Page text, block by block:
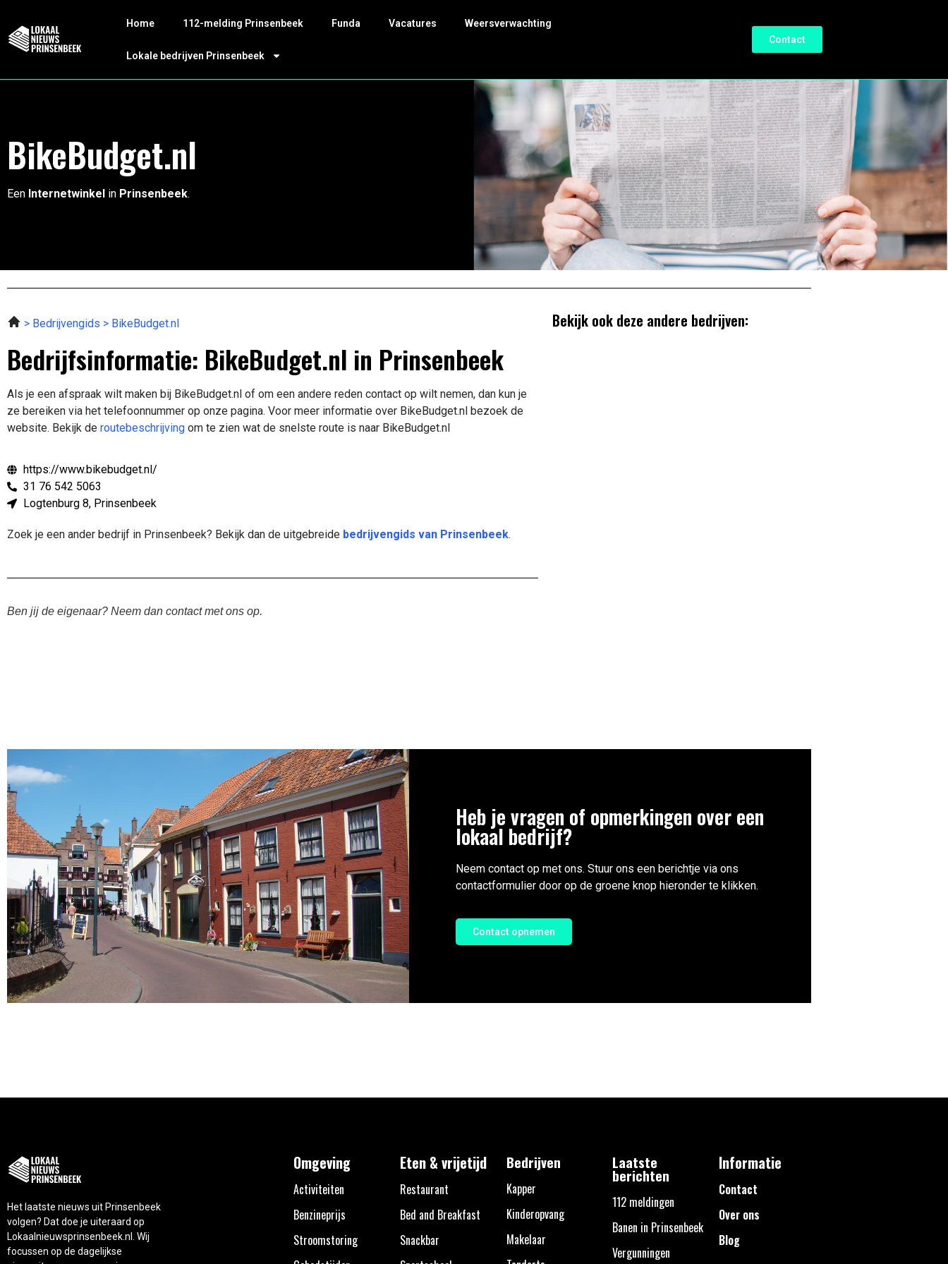
Home 112-melding Prinsenbeek Funda Vacatures Weersverwachting
Lokale bedrijven Prinsenbeek
Contact
BikeBudget.nl
Een Internetwinkel in Prinsenbeek.
Bedrijvengids BikeBudget.nl
Bedrijfsinformatie: BikeBudget.nl in Prinsenbeek
Als je een afspraak wilt maken bij BikeBudget.nl of om een andere reden contact op wilt nemen, dan kun je
ze bereiken via het telefoonnummer op onze pagina. Voor meer informatie over BikeBudget.nl bezoek de
website. Bekijk de routebeschrijving om te zien wat de snelste route is naar BikeBudget.nl
https://www.bikebudget.nl/
31 76 542 5063
Logtenburg 8, Prinsenbeek
Zoek je een ander bedrijf in Prinsenbeek? Bekijk dan de uitgebreide bedrijvengids van Prinsenbeek.
Ben jij de eigenaar? Neem dan contact met ons op.
Bekijk ook deze andere bedrijven:
Heb je vragen of opmerkingen over een
lokaal bedrijf?
Neem contact op met ons. Stuur ons een berichtje via ons
contactformulier door op de groene knop hieronder te klikken.
Contact opnemen
Het laatste nieuws uit Prinsenbeek
volgen? Dat doe je uiteraard op
Lokaalnieuwsprinsenbeek.nl. Wij
focussen op de dagelijkse
Omgeving
Activiteiten
Benzineprijs
Stroomstoring
Eten & vrijetijd
Restaurant
Bed and Breakfast
Snackbar
Bedrijven
Kapper
Kinderopvang
Makelaar
Laatste
berichten
112 meldingen
Banen in Prinsenbeek
Vergunningen
Informatie
Contact
Over ons
Blog